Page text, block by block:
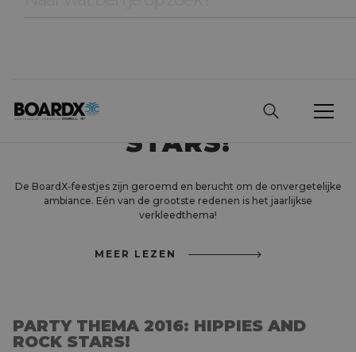
HIPPIES AND ROCK
STARS!
De BoardX-feestjes zijn geroemd en berucht om de onvergetelijke
ambiance. Eén van de grootste redenen is het jaarlijkse
verkleedthema!
MEER LEZEN
PARTY THEMA 2016: HIPPIES AND
ROCK STARS!